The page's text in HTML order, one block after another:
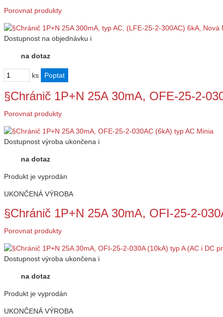
Porovnat produkty
Dostupnost na objednávku i
na dotaz
ks
§Chránič 1P+N 25A 30mA, OFE-25-2-
Porovnat produkty
Dostupnost výroba ukončena i
na dotaz
Produkt je vyprodán
UKONČENÁ VÝROBA
§Chránič 1P+N 25A 30mA, OFI-25-2-
Porovnat produkty
Dostupnost výroba ukončena i
na dotaz
Produkt je vyprodán
UKONČENÁ VÝROBA